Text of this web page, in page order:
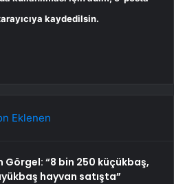
kaydedilsin.
Eklenen
Görgel: “8 bin 250 küçükbaş,
hayvan satışta”